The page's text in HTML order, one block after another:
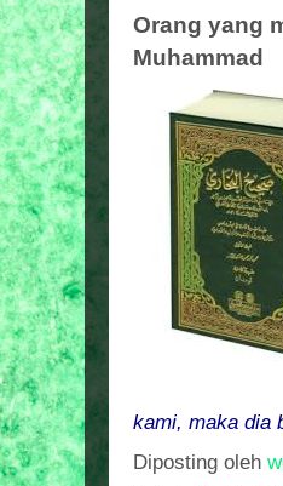
Orang yang
Muhammad
kami, maka dia
Diposting oleh